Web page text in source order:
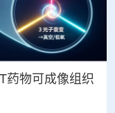
药物可成像组织